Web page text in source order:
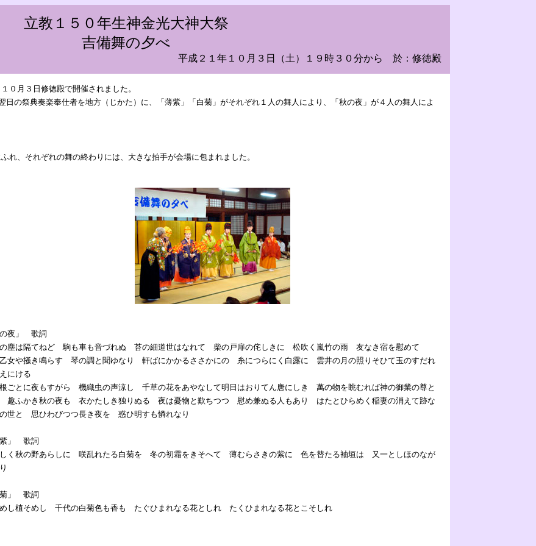
立教１５０年生神金光大神大祭
吉備舞の夕べ
平成２１年１０月３日（土）１９時３０分から 於：修徳殿
０月３日修徳殿で開催されました。
日の祭典奏楽奉仕者を地方（じかた）に、「薄紫」「白菊」がそれぞれ１人の舞人により、「秋の夜」が４人の舞人によ
れ、それぞれの舞の終わりには、大きな拍手が会場に包まれました。
の夜」 歌詞
塵は隔てねど 駒も車も音づれぬ 苔の細道世はなれて 柴の戸扉の侘しきに 松吹く嵐竹の雨 友なき宿を慰めて
女や掻き鳴らす 琴の調と聞ゆなり 軒ばにかかるささかにの 糸につらにく白露に 雲井の月の照りそひて玉のすだれ
にける
ごとに夜もすがら 機織虫の声涼し 千草の花をあやなして明日はおりてん唐にしき 萬の物を眺むれば神の御業の尊と
趣ふかき秋の夜も 衣かたしき独りぬる 夜は憂物と歎ちつつ 慰め兼ぬる人もあり はたとひらめく稲妻の消えて跡な
の世と 思ひわびつつ長き夜を 惑ひ明すも憐れなり
紫」 歌詞
く秋の野あらしに 咲乱れたる白菊を 冬の初霜をきそへて 薄むらさきの紫に 色を替たる袖垣は 又一としほのなが
菊」 歌詞
し植そめし 千代の白菊色も香も たぐひまれなる花としれ たくひまれなる花とこそしれ